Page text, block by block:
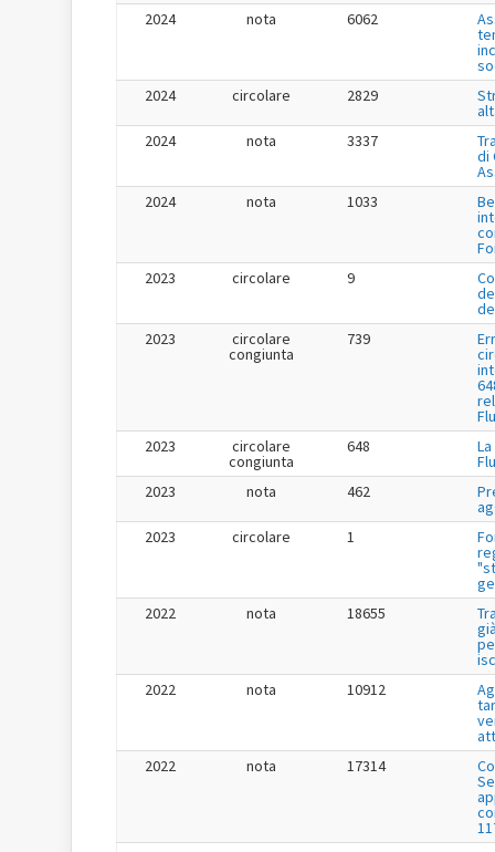
2024
nota 6062
2024
circolare 2829
2024
nota 3337
di
2024
nota 1033
2023
circolare 9
2023
circolare
congiunta
739
2023
circolare
congiunta
648
2023
nota 462
2023
circolare 1
2022
nota 18655
2022
nota 10912
2022
nota 17314